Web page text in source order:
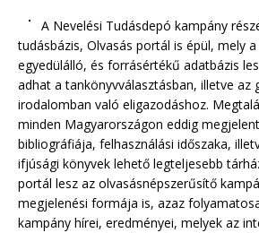
A Nevelési Tudásdepó kampány
tudásbázis, Olvasás portál is épül, mely
egyedülálló, és forrásértékű adatbázis
adhat a tankönyvválasztásban, illetve az
irodalomban való eligazodáshoz.
minden Magyarországon eddig
bibliográfiája, felhasználási időszaka,
ifjúsági könyvek lehető legteljesebb
portál lesz az olvasásnépszerűsítő
megjelenési formája is, azaz
kampány hírei, eredményei, melyek az